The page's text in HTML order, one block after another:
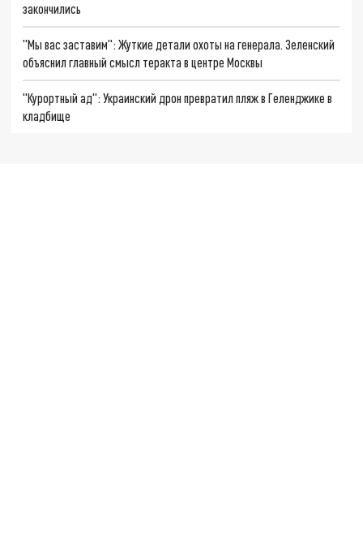
закончились
"Мы вас заставим": Жуткие детали охоты на генерала. Зеленский
объяснил главный смысл теракта в центре Москвы
"Курортный ад": Украинский дрон превратил пляж в Геленджике в
кладбище